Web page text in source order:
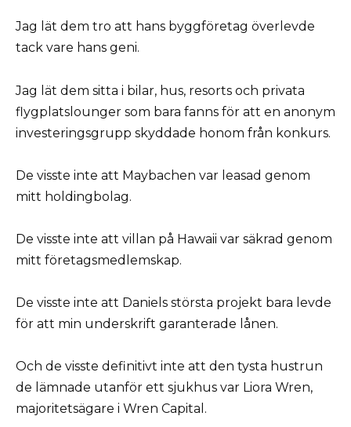
Jag lät dem tro att hans byggföretag överlevde
tack vare hans geni.
Jag lät dem sitta i bilar, hus, resorts och privata
flygplatslounger som bara fanns för att en anonym
investeringsgrupp skyddade honom från konkurs.
De visste inte att Maybachen var leasad genom
mitt holdingbolag.
De visste inte att villan på Hawaii var säkrad genom
mitt företagsmedlemskap.
De visste inte att Daniels största projekt bara levde
för att min underskrift garanterade lånen.
Och de visste definitivt inte att den tysta hustrun
de lämnade utanför ett sjukhus var Liora Wren,
majoritetsägare i Wren Capital.